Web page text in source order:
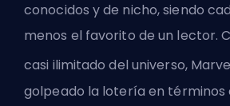
conocidos y de nicho, siendo
menos el favorito de un lector.
casi ilimitado del universo,
golpeado la lotería en términos